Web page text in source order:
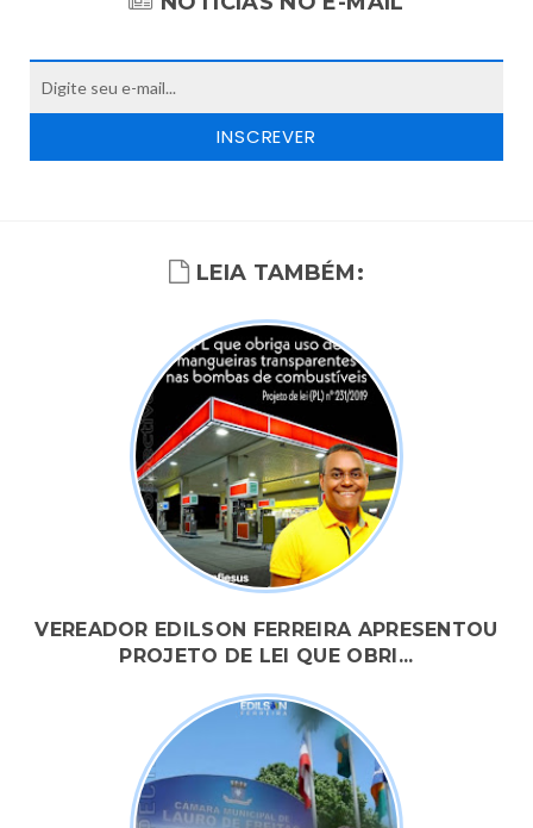
LEIA TAMBÉM:
VEREADOR EDILSON FERREIRA APRESENTOU
PROJETO DE LEI QUE OBRI...